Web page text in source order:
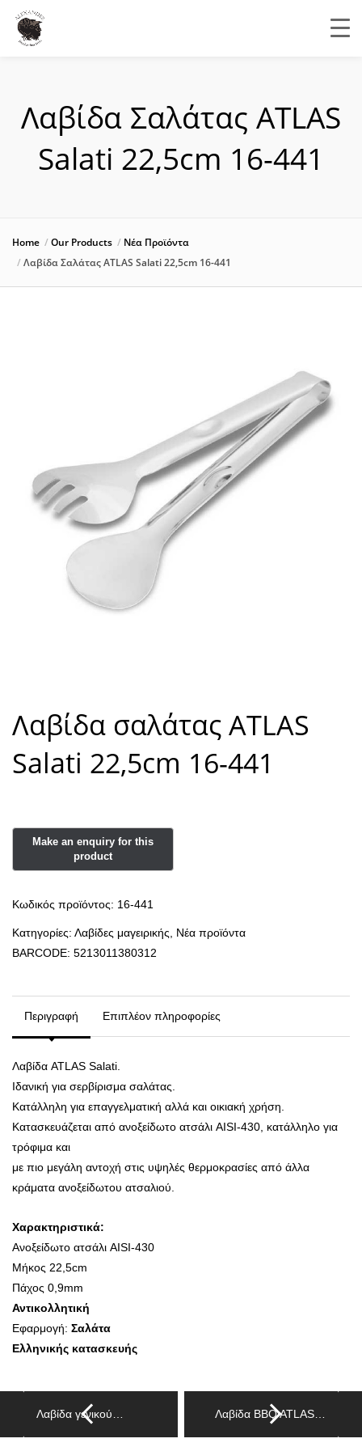
Λαβίδα Σαλάτας ATLAS
Salati 22,5cm 16-441
Home Our Products
Νέα Προϊόντα
Λαβίδα Σαλάτας ATLAS Salati 22,5cm 16-441
Λαβίδα σαλάτας ATLAS
Salati 22,5cm 16-441
Κωδικός προϊόντος: 16-441
Κατηγορίες: Λαβίδες μαγειρικής
Νέα προϊόντα
BARCODE: 5213011380312
Περιγραφή Επιπλέον πληροφορίες
Λαβίδα ATLAS Salati.
Ιδανική για σερβίρισμα σαλάτας.
Κατάλληλη για επαγγελματική αλλά και οικιακή χρήση.
Κατασκευάζεται από ανοξείδωτο ατσάλι AISI-430, κατάλληλο για
τρόφιμα και
με πιο μεγάλη αντοχή στις υψηλές θερμοκρασίες από άλλα
κράματα ανοξείδωτου ατσαλιού.
Χαρακτηριστικά:
Ανοξείδωτο ατσάλι AISI-430
Μήκος 22,5cm
Πάχος 0,9mm
Αντικολλητική
Εφαρμογή: Σαλάτα
Ελληνικής κατασκευής
Λαβίδα γενικού… Λαβίδα BBQ ATLAS…